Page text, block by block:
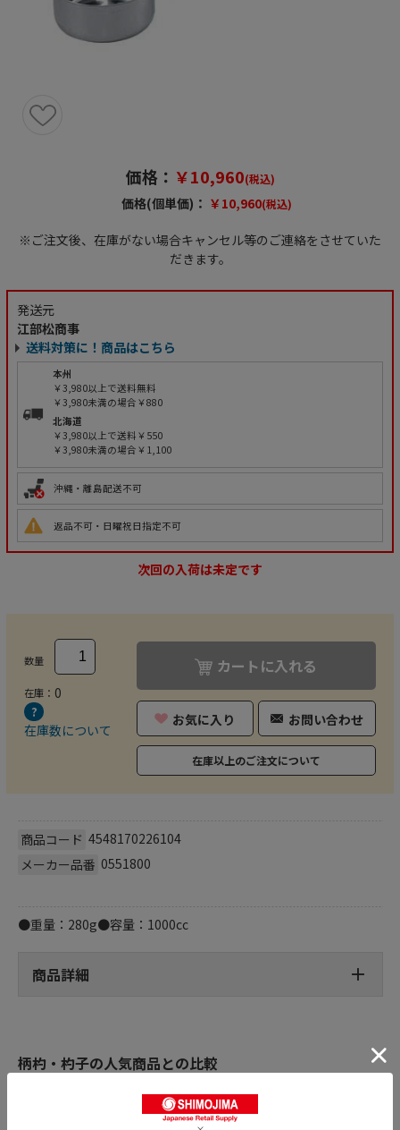
価格： ￥10,960(税込)
価格(個単価)： ￥10,960(税込)
※ご注文後、在庫がない場合キャンセル等のご連絡をさせていた
だきます。
発送元
江部松商事
送料対策に！商品はこちら
本州
￥3,980以上で送料無料
￥3,980未満の場合￥880
北海道
￥3,980以上で送料￥550
￥3,980未満の場合￥1,100
沖縄・離島配送不可
返品不可・日曜祝日指定不可
次回の入荷は未定です
数量
在庫： 0
在庫数について
カートに入れる
お気に入り お問い合わせ
在庫以上のご注文について
商品コード 4548170226104
メーカー品番 0551800
●重量：280g●容量：1000cc
商品詳細
柄杓・杓子の人気商品との比較